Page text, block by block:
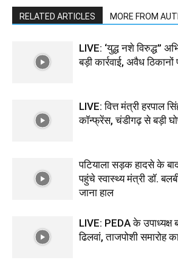
RELATED ARTICLES MORE FROM
LIVE: ‘युद्ध नशे विरुद्ध”
बड़ी कार्रवाई, अवैध
LIVE: वित्त मंत्री हरपाल
कॉन्फ्रेंस, चंडीगढ़ से बड़ी
पटियाला सड़क हादसे के
पहुंचे स्वास्थ्य मंत्री डॉ.
जाना हाल
LIVE: PEDA के
ढिलवां, ताजपोशी समारोह